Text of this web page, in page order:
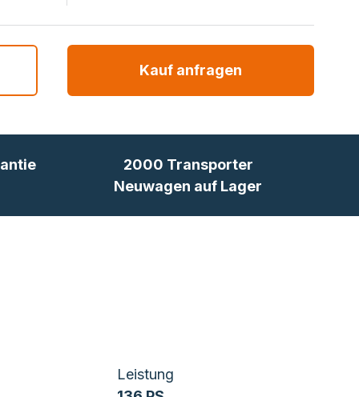
Kauf anfragen
2000 Transporter
Neuwagen auf Lager
Leistung